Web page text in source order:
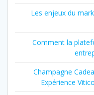
Les enjeux du
Comment la
Champagne
Expérience